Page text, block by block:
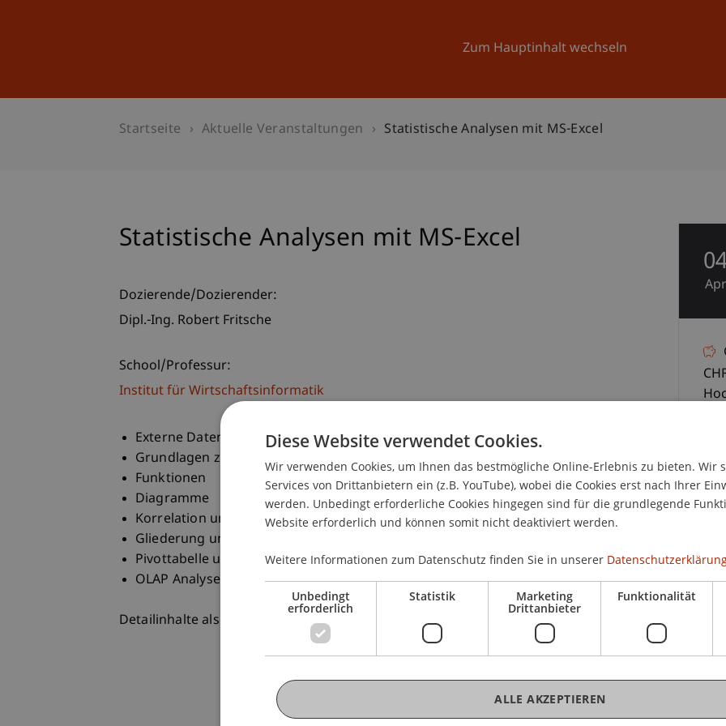
Zum Hauptinhalt wechseln
Universität Aktuelles
Startseite Aktuelle Veranstaltungen Statistische Analysen mit MS-Excel
Statistische Analysen mit MS-Excel
Dozierende/Dozierender:
Dipl.-Ing. Robert Fritsche
School/Professur:
Institut für Wirtschaftsinformatik
Externe Daten importieren
Grundlagen zu grossen Datenmengen
Funktionen
Diagramme
Korrelation und Prognosen
Gliederung und Teilergebnis
Pivottabelle und Pivotcharts
OLAP Analyse
Detailinhalte als pdf-Datei zum Download
Apr
Diese Website verwendet Cookies.
Wir verwenden Cookies, um Ihnen das bestmögliche Online-Erlebnis zu bieten. Wir
Services von Drittanbietern ein (z.B. YouTube), wobei die Cookies erst nach Ihrer
werden. Unbedingt erforderliche Cookies hingegen sind für die grundlegende
Website erforderlich und können somit nicht deaktiviert werden.
Weitere Informationen zum Datenschutz finden Sie in unserer
Unbedingt
erforderlich
Statistik Marketing
Drittanbieter
Funktionalität
ALLE AKZEPTIEREN